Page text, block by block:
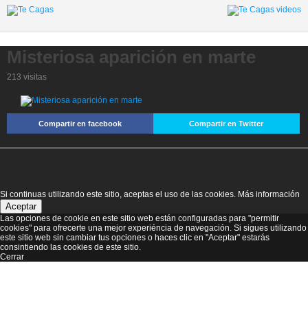
Misteriosa aparición en marte
213 visitas
Compartir en facebook Compartir en Twitter
Si continuas utilizando este sitio, aceptas el uso de las cookies. Más información
Aceptar
Las opciones de cookie en este sitio web están configuradas para "permitir
cookies" para ofrecerte una mejor experiéncia de navegación. Si sigues utilizando
este sitio web sin cambiar tus opciones o haces clic en "Aceptar" estarás
consintiendo las cookies de este sitio.
Cerrar